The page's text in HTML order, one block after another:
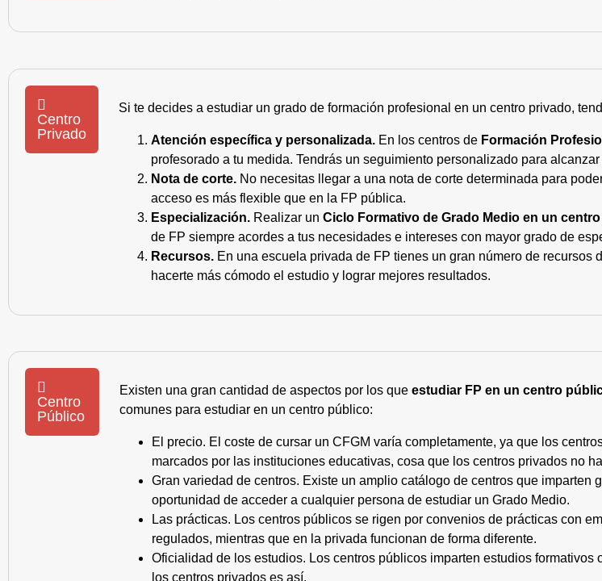
Centro
Privado
Si te decides a estudiar un grado de formación profesional en un centro privado,
Atención específica y personalizada. En los centros de Formación
profesorado a tu medida. Tendrás un seguimiento personalizado para
Nota de corte. No necesitas llegar a una nota de corte determinada para
acceso es más flexible que en la FP pública.
Especialización. Realizar un Ciclo Formativo de Grado Medio en un
de FP siempre acordes a tus necesidades e intereses con mayor grado de
Recursos. En una escuela privada de FP tienes un gran número de
hacerte más cómodo el estudio y lograr mejores resultados.
Centro
Público
Existen una gran cantidad de aspectos por los queestudiar FP en un centro
comunes para estudiar en un centro público:
El precio. El coste de cursar un CFGM varía completamente, ya que los
marcados por las instituciones educativas, cosa que los centros privados no
Gran variedad de centros. Existe un amplio catálogo de centros que imparten
oportunidad de acceder a cualquier persona de estudiar un Grado Medio.
Las prácticas. Los centros públicos se rigen por convenios de prácticas con
regulados, mientras que en la privada funcionan de forma diferente.
Oficialidad de los estudios. Los centros públicos imparten estudios
los centros privados es así.